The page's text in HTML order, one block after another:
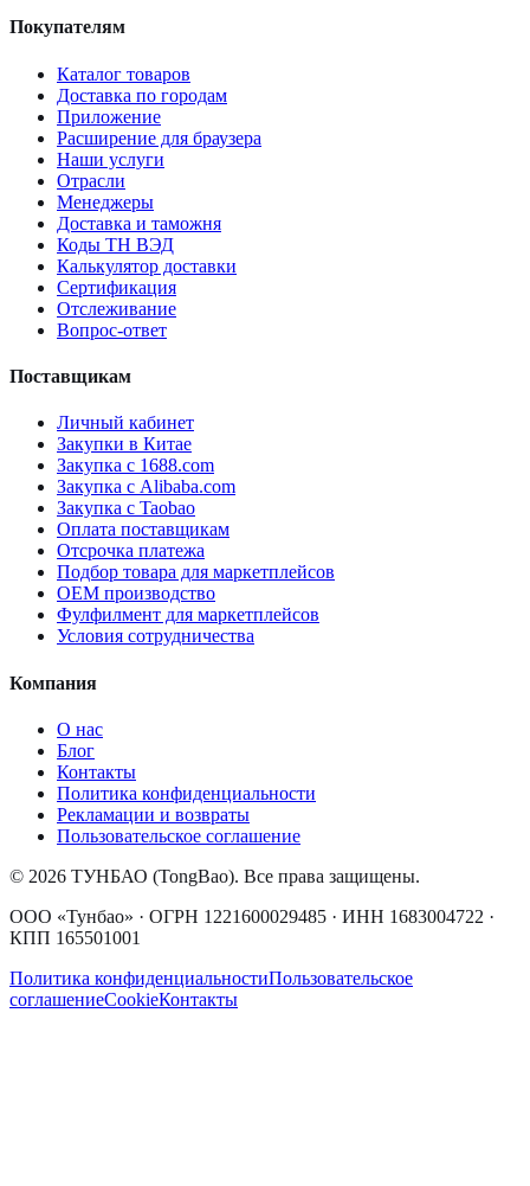
Покупателям
Каталог товаров
Доставка по городам
Приложение
Расширение для браузера
Наши услуги
Отрасли
Менеджеры
Доставка и таможня
Коды ТН ВЭД
Калькулятор доставки
Сертификация
Отслеживание
Вопрос-ответ
Поставщикам
Личный кабинет
Закупки в Китае
Закупка с 1688.com
Закупка с Alibaba.com
Закупка с Taobao
Оплата поставщикам
Отсрочка платежа
Подбор товара для маркетплейсов
OEM производство
Фулфилмент для маркетплейсов
Условия сотрудничества
Компания
О нас
Блог
Контакты
Политика конфиденциальности
Рекламации и возвраты
Пользовательское соглашение
© 2026 ТУНБАО (TongBao). Все права защищены.
ООО «Тунбао» · ОГРН 1221600029485 · ИНН 1683004722 ·
КПП 165501001
Политика конфиденциальностиПользовательское
соглашениеCookieКонтакты